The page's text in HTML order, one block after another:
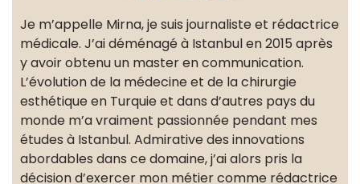
Je m’appelle Mirna, je suis journaliste et rédactrice
médicale. J’ai déménagé à Istanbul en 2015 après
y avoir obtenu un master en communication.
L’évolution de la médecine et de la chirurgie
esthétique en Turquie et dans d’autres pays du
monde m’a vraiment passionnée pendant mes
études à Istanbul. Admirative des innovations
abordables dans ce domaine, j’ai alors pris la
décision d’exercer mon métier comme rédactrice